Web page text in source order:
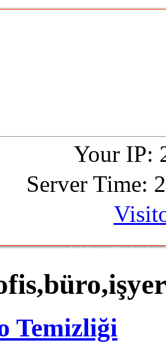
Your IP:
Server Time:
denizli temizlik şirketi denizli
Temizliği